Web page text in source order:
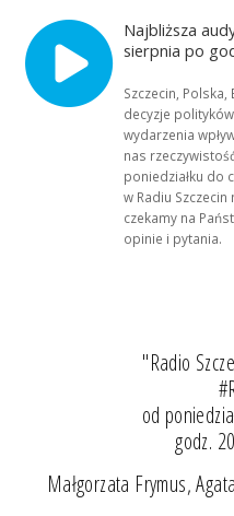
Najbliższa
sierpnia po
Szczecin, Polska,
decyzje
wydarzenia
nas
poniedziałku do
w Radiu Szczecin
czekamy na
opinie i pytania.
"Radio
od
godz.
Małgorzata Frymus,